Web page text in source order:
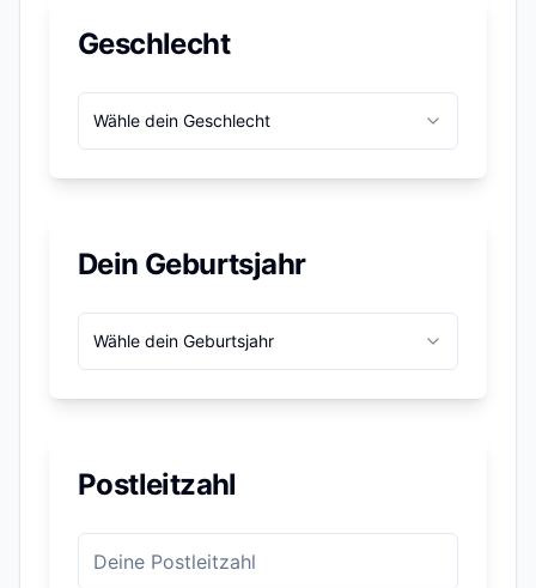
Geschlecht
Wähle dein Geschlecht
Dein Geburtsjahr
Wähle dein Geburtsjahr
Postleitzahl